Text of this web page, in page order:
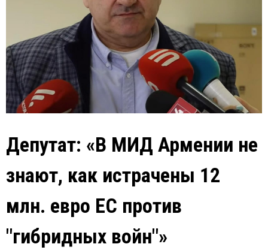
Депутат: «В МИД Армении не
знают, как истрачены 12
млн. евро ЕС против
"гибридных войн"»